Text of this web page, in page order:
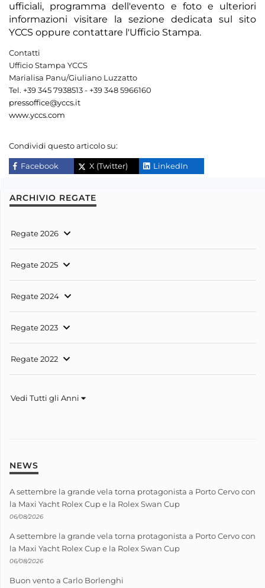
ufficiali, programma dell'evento e fotoe ulteriori
informazioni visitare la sezione dedicata sul sito
YCCS oppure contattare l'Ufficio Stampa.
Contatti
Ufficio Stampa YCCS
Marialisa Panu/Giuliano Luzzatto
Tel. +39 345 7938513 - +39 348 5966160
pressoffice@yccs.it
www.yccs.com
Condividi questo articolo su:
Facebook X (Twitter) LinkedIn
ARCHIVIO REGATE
Regate 2026
Regate 2025
Regate 2024
Regate 2023
Regate 2022
Vedi Tutti gli Anni
NEWS
A settembre la grande vela torna protagonista a Porto Cervo con
la Maxi Yacht Rolex Cup e la Rolex Swan Cup
06/08/2026
A settembre la grande vela torna protagonista a Porto Cervo con
la Maxi Yacht Rolex Cup e la Rolex Swan Cup
06/08/2026
Buon vento a Carlo Borlenghi